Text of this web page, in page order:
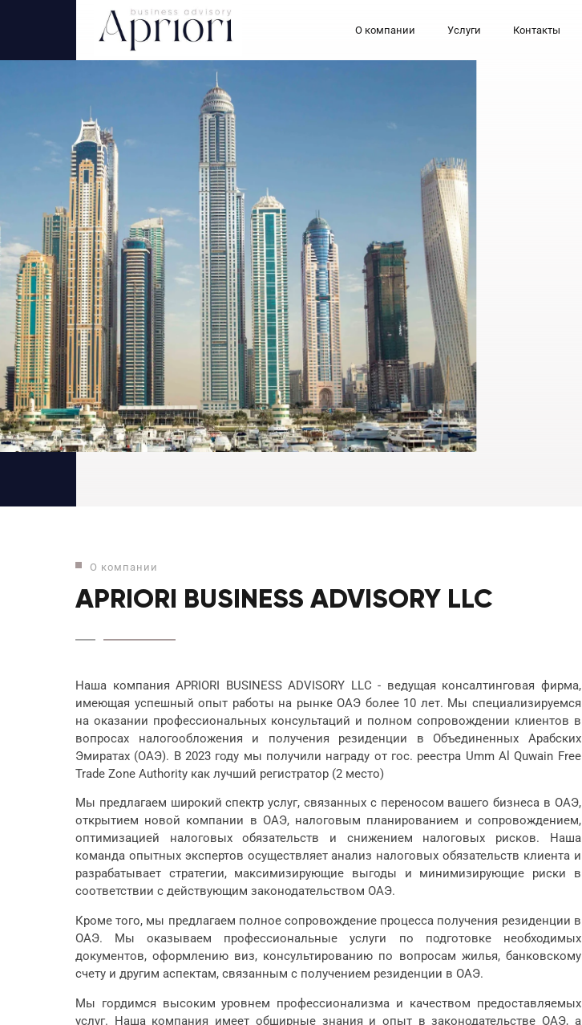
О компании Услуги Контакты
О компании
APRIORI BUSINESS ADVISORY LLC
Наша компания APRIORI BUSINESS ADVISORY LLC - ведущая консалтинговая фирма,
имеющая успешный опыт работы на рынке ОАЭ более 10 лет. Мы специализируемся
на оказании профессиональных консультаций и полном сопровождении клиентов в
вопросах налогообложения и получения резиденции в Объединенных Арабских
Эмиратах (ОАЭ). В 2023 году мы получили награду от гос. реестра Umm Al Quwain Free
Trade Zone Authority как лучший регистратор (2 место)
Мы предлагаем широкий спектр услуг, связанных с переносом вашего бизнеса в ОАЭ,
открытием новой компании в ОАЭ, налоговым планированием и сопровождением,
оптимизацией налоговых обязательств и снижением налоговых рисков. Наша
команда опытных экспертов осуществляет анализ налоговых обязательств клиента и
разрабатывает стратегии, максимизирующие выгоды и минимизирующие риски в
соответствии с действующим законодательством ОАЭ.
Кроме того, мы предлагаем полное сопровождение процесса получения резиденции в
ОАЭ. Мы оказываем профессиональные услуги по подготовке необходимых
документов, оформлению виз, консультированию по вопросам жилья, банковскому
счету и другим аспектам, связанным с получением резиденции в ОАЭ.
Мы гордимся высоким уровнем профессионализма и качеством предоставляемых
услуг. Наша компания имеет обширные знания и опыт в законодательстве ОАЭ, а